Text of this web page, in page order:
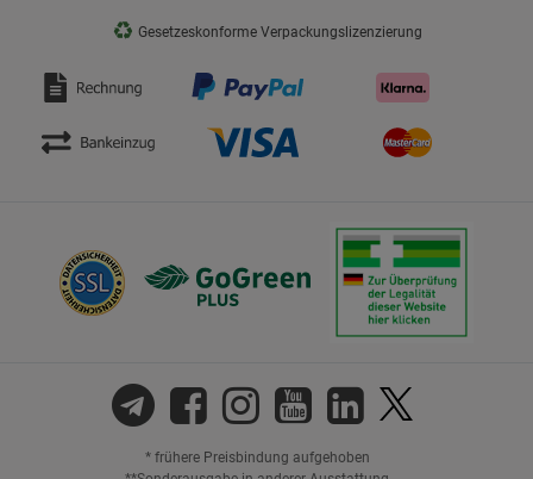
♻ Gesetzeskonforme Verpackungslizenzierung
* frühere Preisbindung aufgehoben